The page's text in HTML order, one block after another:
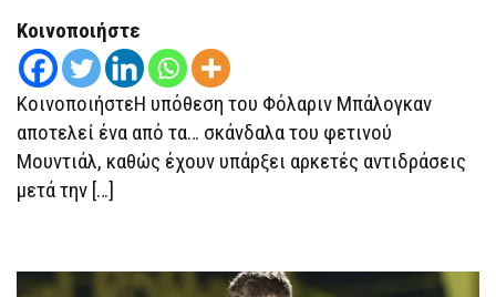
ΚΆΡΤΑ
ΧΩΡΊΣ
ΨΗΦΟΦΟΡΊΑ
Κοινοποιήστε
ΚοινοποιήστεΗ υπόθεση του Φόλαριν Μπάλογκαν
αποτελεί ένα από τα… σκάνδαλα του φετινού
Μουντιάλ, καθώς έχουν υπάρξει αρκετές αντιδράσεις
μετά την […]